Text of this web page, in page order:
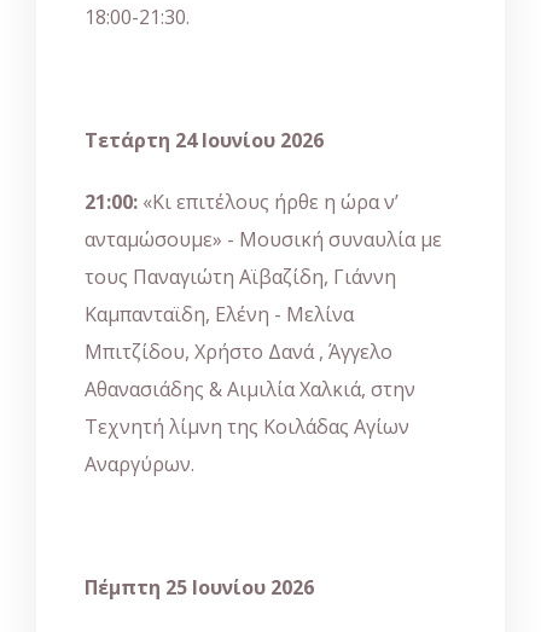
18:00-21:30.
Τετάρτη 24 Ιουνίου 2026
21:00: «Κι επιτέλους ήρθε η ώρα ν’
ανταμώσουμε» - Μουσική συναυλία με
τους Παναγιώτη Αϊβαζίδη, Γιάννη
Καμπανταϊδη, Ελένη - Μελίνα
Μπιτζίδου, Χρήστο Δανά , Άγγελο
Αθανασιάδης & Αιμιλία Χαλκιά, στην
Τεχνητή λίμνη της Κοιλάδας Αγίων
Αναργύρων.
Πέμπτη 25 Ιουνίου 2026